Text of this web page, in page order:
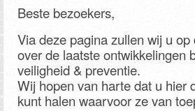
Beste bezoekers,
Via deze pagina zullen wij u
over de laatste ontwikkelingen
veiligheid & preventie.
Wij hopen van harte dat u hier
kunt halen waarvoor ze van